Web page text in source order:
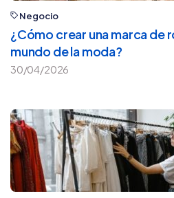
Negocio
¿Cómo crear una marca de
mundo de la moda?
30/04/2026